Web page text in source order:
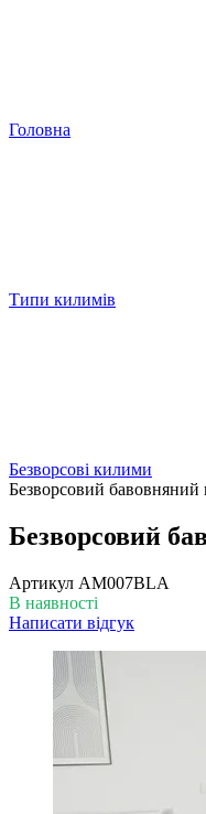
Головна
Типи килимів
Безворсові килими
Безворсовий
Безворсовий
Артикул AM007BLA
В наявності
Написати відгук